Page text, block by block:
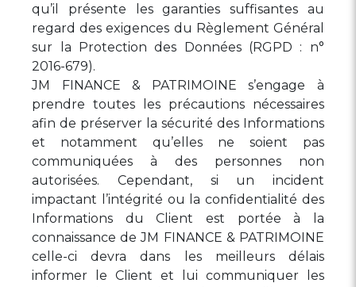
qu’il présente les garanties suffisantes au
regard des exigences du Règlement Général
sur la Protection des Données (RGPD : n°
2016-679).
JM FINANCE & PATRIMOINE s’engage à
prendre toutes les précautions nécessaires
afin de préserver la sécurité des Informations
et notamment qu’elles ne soient pas
communiquées à des personnes non
autorisées. Cependant, si un incident
impactant l’intégrité ou la confidentialité des
Informations du Client est portée à la
connaissance de JM FINANCE & PATRIMOINE
celle-ci devra dans les meilleurs délais
informer le Client et lui communiquer les